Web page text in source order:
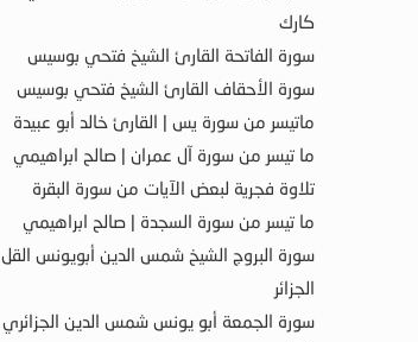
كارك
سورة الفاتحة القارئ الشيخ فتحي بوسيس
سورة الأحقاف القارئ الشيخ فتحي بوسيس
ماتيسر من سورة يس | القارئ خالد أبو عبيدة
ما تيسر من سورة آل عمران | صالح ابراهيمي
تلاوة فجرية لبعض الآيات من سورة البقرة
ما تيسر من سورة السجدة | صالح ابراهيمي
سورة البروج الشيخ شمس الدين أبويونس القل
الجزائر
سورة الجمعة أبو يونس شمس الدين الجزائري